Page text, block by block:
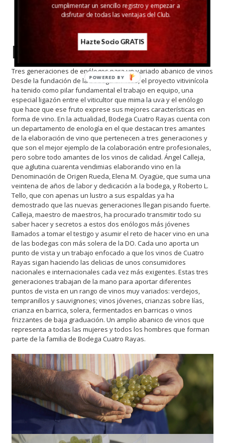
Enólogos
Tres generaciones de enólogos para un variado abanico de vinos
Desde la fundación de la bodega en 1935, el proyecto vitivinícola
ha tenido como pilar fundamental el trabajo en equipo, una
especial ligazón entre el viticultor que mima la uva y el enólogo
que hace que ese fruto exprese sus mejores características en
forma de vino. En la actualidad, Bodega Cuatro Rayas cuenta con
un departamento de enología en el que destacan tres amantes
de la elaboración de vino que pertenecen a tres generaciones y
que son el mejor ejemplo de la colaboración entre profesionales,
pero sobre todo amantes de los vinos de calidad. Ángel Calleja,
que aglutina cuarenta vendimias elaborando vino en la
Denominación de Origen Rueda, Elena M. Oyagüe, que suma una
veintena de años de labor y dedicación a la bodega, y Roberto L.
Tello, que con apenas un lustro a sus espaldas ya ha
demostrado que las nuevas generaciones llegan pisando fuerte.
Calleja, maestro de maestros, ha procurado transmitir todo su
saber hacer y secretos a estos dos enólogos más jóvenes
llamados a tomar el testigo y asumir el reto de hacer vino en una
de las bodegas con más solera de la DO. Cada uno aporta un
punto de vista y un trabajo enfocado a que los vinos de Cuatro
Rayas sigan haciendo las delicias de unos consumidores
nacionales e internacionales cada vez más exigentes. Estas tres
generaciones trabajan de la mano para aportar diferentes
puntos de vista en un rango de vinos muy variados: verdejos,
tempranillos y sauvignones; vinos jóvenes, crianzas sobre lías,
crianza en barrica, solera, fermentados en barricas o vinos
frizzantes de baja graduación. Un amplio abanico de vinos que
representa a todas las mujeres y todos los hombres que forman
parte de la familia de Bodega Cuatro Rayas.
cumplimentar un sencillo registro y empezar a
disfrutar de todas las ventajas del Club.
Hazte Socio GRATIS
POWERED BY